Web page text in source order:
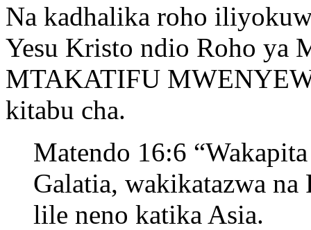
Na kadhalika roho
Yesu Kristo ndio Roho ya
MTAKATIFU
kitabu cha.
Matendo 16:6
Galatia, wakikatazwa
lile neno katika Asia.